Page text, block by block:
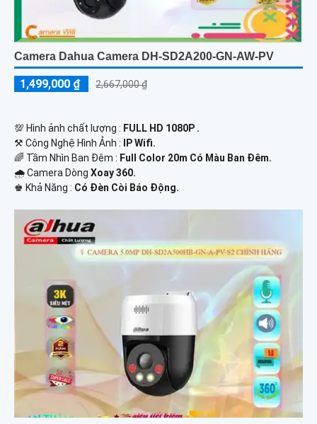
Camera Dahua Camera DH-SD2A200-GN-AW-PV
1,499,000 ₫ 2,667,000 ₫
💯 Hình ảnh chất lượng : FULL HD 1080P .
⚒ Công Nghệ Hình Ảnh :
IP Wifi.
🌈 Tầm Nhìn Ban Đêm : Full Color 20m Có Màu Ban Đêm.
🌧️ Camera Dòng Xoay 360.
️♚ Khả Năng : Có Đèn Còi Báo Động.